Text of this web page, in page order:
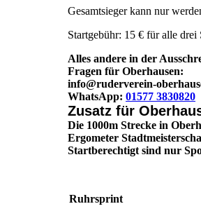
Gesamtsieger kann nur
Startgebühr: 15 € für alle drei
Alles andere in der
Fragen für Oberhausen:
info@ruderverein-
WhatsApp: 01577 3830820
Zusatz für
Die 1000m Strecke in
Ergometer
Startberechtigt sind nur
Ruhrsprint